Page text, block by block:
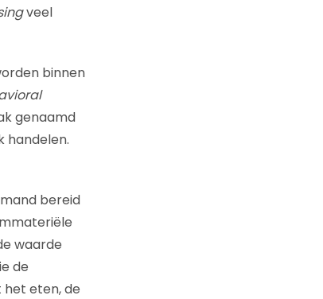
veel
binnen
genaamd
handelen.
bereid
waarde
de
eten, de